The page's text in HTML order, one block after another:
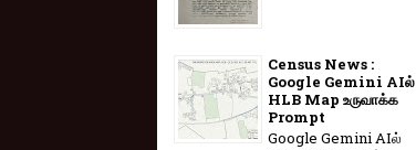
Census News :
Google Gemini AIல்
HLB Map உருவாக்க
Prompt
Google Gemini AIல்